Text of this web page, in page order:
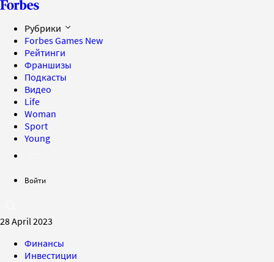
Рубрики
Forbes Games New
Рейтинги
Франшизы
Подкасты
Видео
Life
Woman
Sport
Young
Войти
28 April 2023
Финансы
Инвестиции